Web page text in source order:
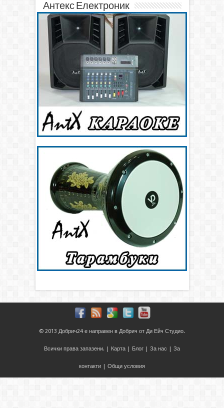
Антекс Електроник
© 2013 Добрич24 е направен в Добрич от Ди Ейч Студио.
Всички права запазени. | Карта | Блог | За нас | За
контакти | Общи условия